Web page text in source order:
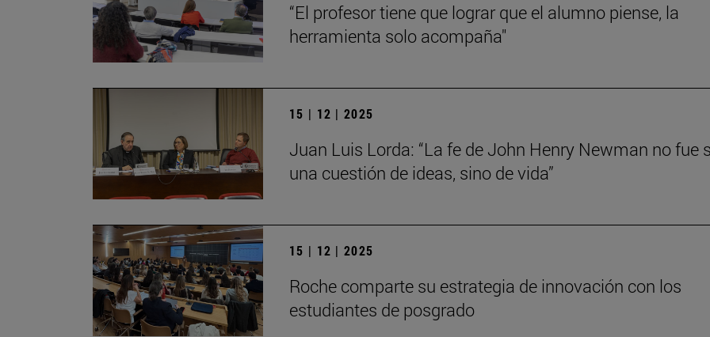
“El profesor tiene que lograr que el alumno piense, la
herramienta solo acompaña"
15 | 12 | 2025
Juan Luis Lorda: “La fe de John Henry Newman no fue
una cuestión de ideas, sino de vida”
15 | 12 | 2025
Roche comparte su estrategia de innovación con los
estudiantes de posgrado